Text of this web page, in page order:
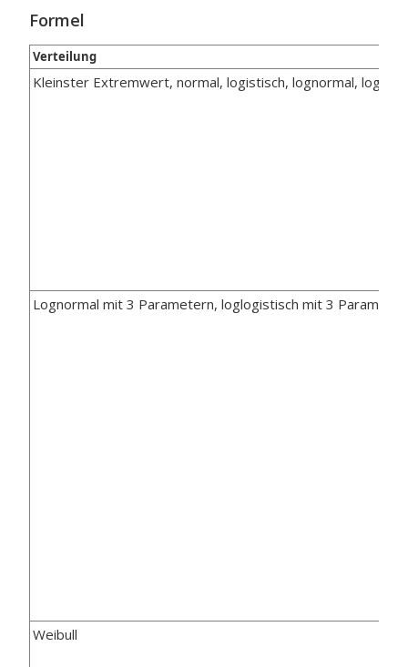
Formel
Verteilung
Kleinster Extremwert, normal, logistisch, lognormal,
Lognormal mit 3 Parametern, loglogistisch mit 3
Weibull